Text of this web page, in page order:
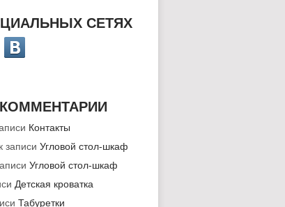
СЕТЯХ
Контакты
к записиУгловой стол-шкаф
Угловой стол-шкаф
Детская кроватка
Табуретки